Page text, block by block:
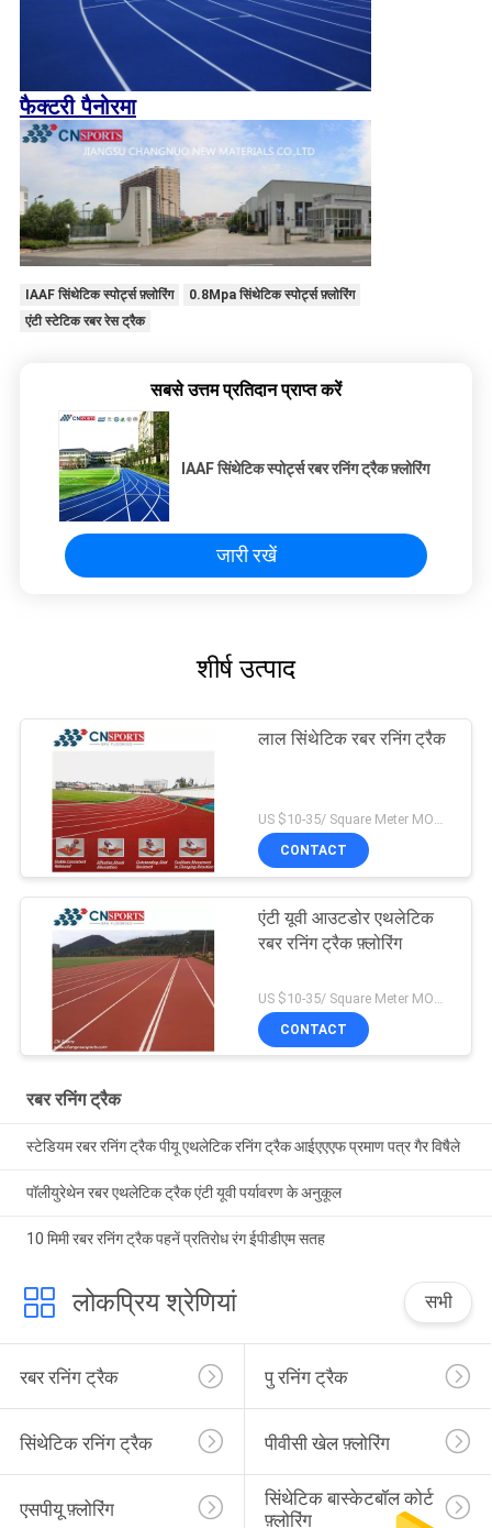
फैक्टरी पैनोरमा
IAAF सिंथेटिक स्पोर्ट्स फ़्लोरिंग
0.8Mpa सिंथेटिक स्पोर्ट्स फ़्लोरिंग
एंटी स्टेटिक रबर रेस ट्रैक
सबसे उत्तम प्रतिदान प्राप्त करें
IAAF सिंथेटिक स्पोर्ट्स रबर रनिंग ट्रैक फ़्लोरिंग
जारी रखें
शीर्ष उत्पाद
लाल सिंथेटिक रबर रनिंग ट्रैक
US $10-35/ Square Meter MOQ:/
CONTACT
एंटी यूवी आउटडोर एथलेटिक
रबर रनिंग ट्रैक फ़्लोरिंग
US $10-35/ Square Meter MOQ:/
CONTACT
रबर रनिंग ट्रैक
स्टेडियम रबर रनिंग ट्रैक पीयू एथलेटिक रनिंग ट्रैक आईएएएफ प्रमाण पत्र गैर विषैले
पॉलीयुरेथेन रबर एथलेटिक ट्रैक एंटी यूवी पर्यावरण के अनुकूल
10 मिमी रबर रनिंग ट्रैक पहनें प्रतिरोध रंग ईपीडीएम सतह
लोकप्रिय श्रेणियां सभी
रबर रनिंग ट्रैक पु रनिंग ट्रैक
सिंथेटिक रनिंग ट्रैक पीवीसी खेल फ़्लोरिंग
एसपीयू फ़्लोरिंग
सिंथेटिक बास्केटबॉल कोर्ट
फ़्लोरिंग